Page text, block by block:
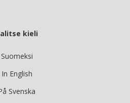
kieli
Suomeksi
In English
Svenska